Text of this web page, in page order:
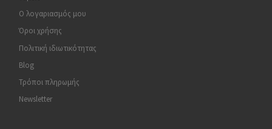
Ο λογαριασμός μου
Όροι χρήσης
Πολιτική ιδιωτικότητας
Blog
Τρόποι πληρωμής
Newsletter